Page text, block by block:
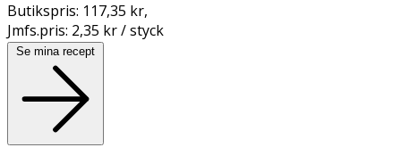
Butikspris: 117,35 kr,
Jmfs.pris: 2,35 kr / styck
Se mina recept